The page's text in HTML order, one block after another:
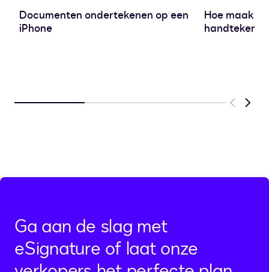
Documenten ondertekenen op een
iPhone
Hoe maak
Previous
Next
Ga aan de slag met
eSignature of laat onze